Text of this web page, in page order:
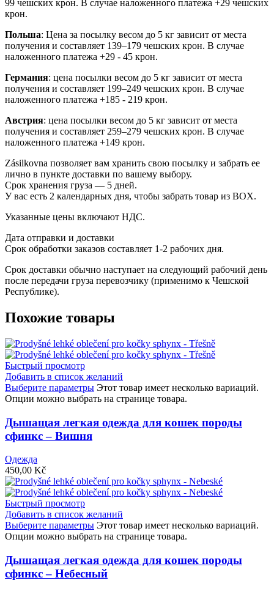
99 чешских крон. В случае наложенного платежа +29 чешских
крон.
Польша: Цена за посылку весом до 5 кг зависит от места
получения и составляет 139–179 чешских крон. В случае
наложенного платежа +29 - 45 крон.
Германия: цена посылки весом до 5 кг зависит от места
получения и составляет 199–249 чешских крон. В случае
наложенного платежа +185 - 219 крон.
Австрия: цена посылки весом до 5 кг зависит от места
получения и составляет 259–279 чешских крон. В случае
наложенного платежа +149 крон.
Zásilkovna позволяет вам хранить свою посылку и забрать ее
лично в пункте доставки по вашему выбору.
Срок хранения груза — 5 дней.
У вас есть 2 календарных дня, чтобы забрать товар из BOX.
Указанные цены включают НДС.
Дата отправки и доставки
Срок обработки заказов составляет 1-2 рабочих дня.
Срок доставки обычно наступает на следующий рабочий день
после передачи груза перевозчику (применимо к Чешской
Республике).
Похожие товары
Быстрый просмотр
Добавить в список желаний
Выберите параметры Этот товар имеет несколько вариаций.
Опции можно выбрать на странице товара.
Дышащая легкая одежда для кошек породы
сфинкс – Вишня
Одежда
450,00 Kč
Быстрый просмотр
Добавить в список желаний
Выберите параметры Этот товар имеет несколько вариаций.
Опции можно выбрать на странице товара.
Дышащая легкая одежда для кошек породы
сфинкс – Небесный